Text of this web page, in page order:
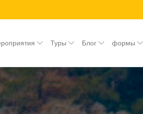
Туры Блог формы